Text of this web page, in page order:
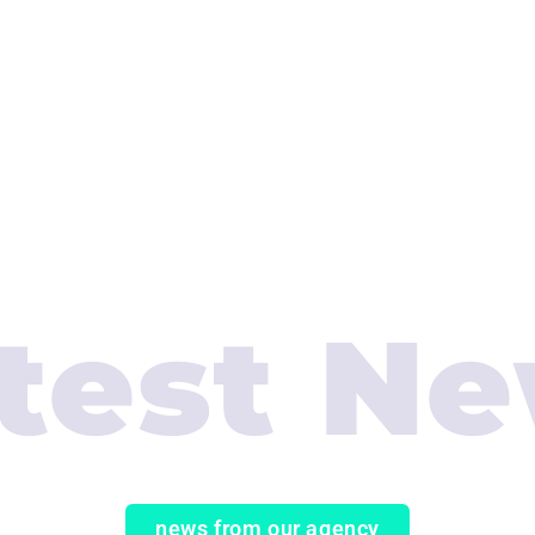
news from our agency